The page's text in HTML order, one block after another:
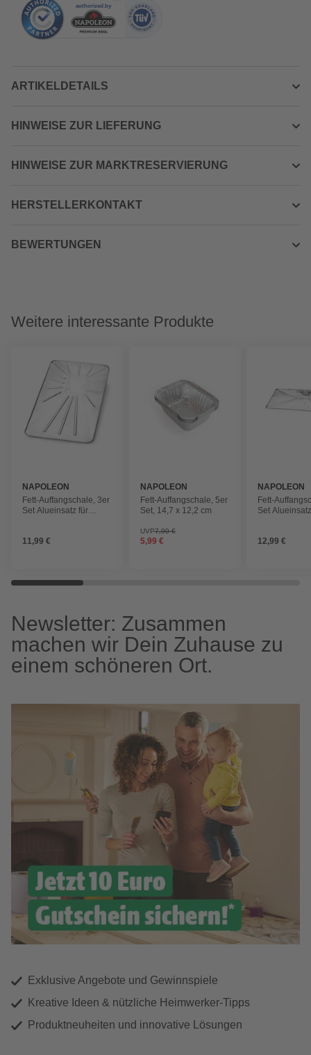
ARTIKELDETAILS
HINWEISE ZUR LIEFERUNG
HINWEISE ZUR MARKTRESERVIERUNG
HERSTELLERKONTAKT
BEWERTUNGEN
Weitere interessante Produkte
NAPOLEON
Fett-Auffangschale, 3er
Set Alueinsatz für
11,99 €
NAPOLEON
Fett-Auffangschale, 5er
Set, 14,7 x 12,2 cm
UVP7,99 €
5,99 €
NAPOLEON
Fett-
Set
12,99 €
Newsletter: Zusammen
machen wir Dein Zuhause zu
einem schöneren Ort.
Exklusive Angebote und Gewinnspiele
Kreative Ideen & nützliche Heimwerker-Tipps
Produktneuheiten und innovative Lösungen